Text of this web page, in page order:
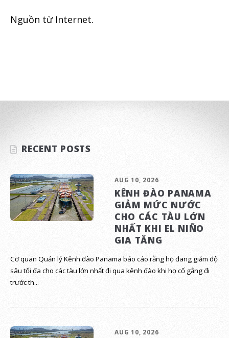
Nguồn từ Internet.
RECENT POSTS
AUG 10, 2026
KÊNH ĐÀO PANAMA
GIẢM MỨC NƯỚC
CHO CÁC TÀU LỚN
NHẤT KHI EL NIÑO
GIA TĂNG
Cơ quan Quản lý Kênh đào Panama báo cáo rằng họ đang giảm độ
sâu tối đa cho các tàu lớn nhất đi qua kênh đào khi họ cố gắng đi
trước th...
AUG 10, 2026